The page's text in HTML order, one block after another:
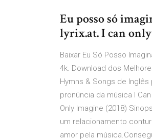
Eu posso só
lyrix.at. I can
Baixar Eu Só Posso
4k. Download dos
Hymns & Songs de Inglês
pronúncia da música I
Only Imagine (2018)
um relacionamento
amor pela